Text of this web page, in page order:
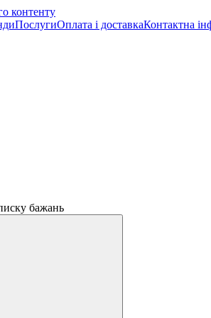
контенту
ПослугиОплата і доставкаКонтактна
бажань